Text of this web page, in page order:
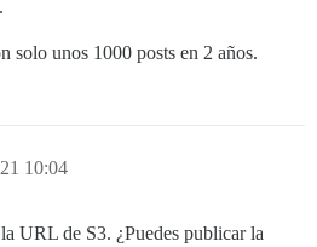
solo unos 1000 posts en 2 años.
10:04
URL de S3. ¿Puedes publicar la